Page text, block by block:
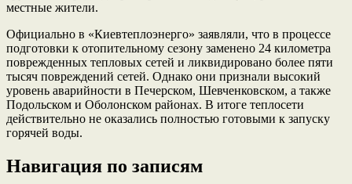
местные жители.
Официально в «Киевтеплоэнерго» заявляли, что в процессе
подготовки к отопительному сезону заменено 24 километра
поврежденных тепловых сетей и ликвидировано более пяти
тысяч повреждений сетей. Однако они признали высокий
уровень аварийности в Печерском, Шевченковском, а также
Подольском и Оболонском районах. В итоге теплосети
действительно не оказались полностью готовыми к запуску
горячей воды.
Навигация по записям